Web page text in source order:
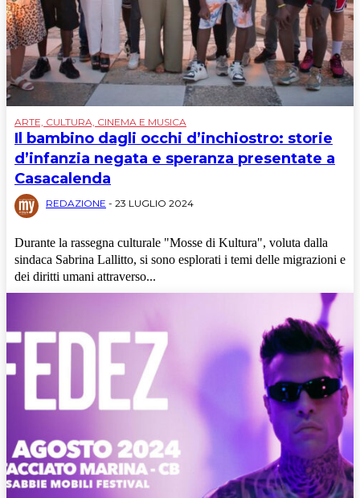
ARTE, CULTURA, CINEMA E MUSICA
Il bambino dagli occhi d’inchiostro: storie
d’infanzia negata e speranza presentate a
Casacalenda
REDAZIONE - 23 LUGLIO 2024
Durante la rassegna culturale "Mosse di Kultura", voluta dalla
sindaca Sabrina Lallitto, si sono esplorati i temi delle migrazioni e
dei diritti umani attraverso...